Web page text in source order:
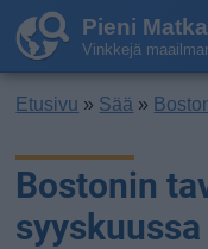
Pieni
Vinkkejä
Etusivu » Sää »
Bostonin
syyskuussa